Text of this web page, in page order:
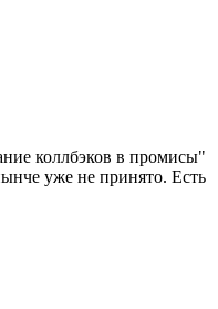
коллбэков в промисы"
уже не принято. Есть